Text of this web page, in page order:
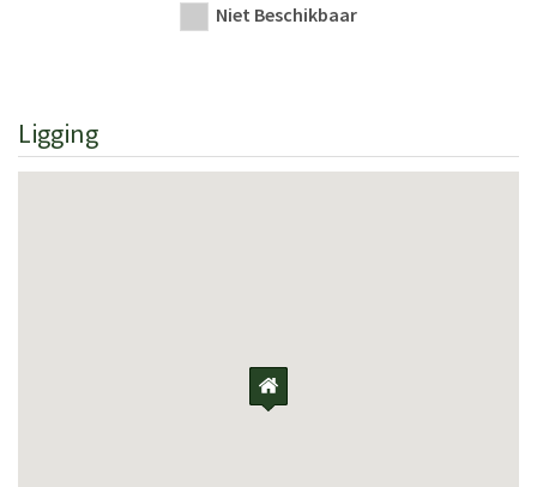
Niet Beschikbaar
Ligging